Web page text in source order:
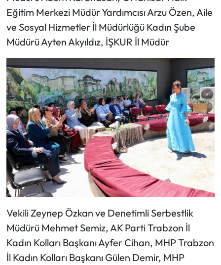
Eğitim Merkezi Müdür Yardımcısı Arzu Özen, Aile
ve Sosyal Hizmetler İl Müdürlüğü Kadın Şube
Müdürü Ayten Akyıldız, İŞKUR İl Müdür
Vekili Zeynep Özkan ve Denetimli Serbestlik
Müdürü Mehmet Semiz, AK Parti Trabzon İl
Kadın Kolları Başkanı Ayfer Cihan, MHP Trabzon
İl Kadın Kolları Başkanı Gülen Demir, MHP